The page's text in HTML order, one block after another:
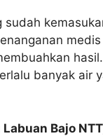
banyak air
Bajo